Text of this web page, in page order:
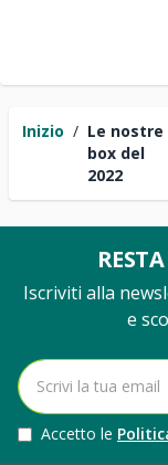
Inizio / Le nostre
box del
2022
Iscriviti alla
e
Accetto le